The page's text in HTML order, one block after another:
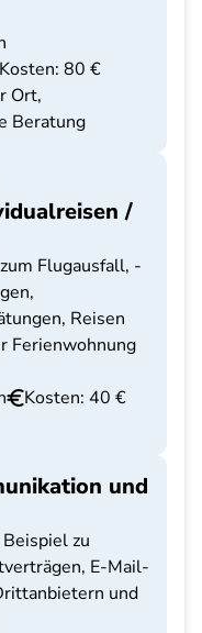
Kosten: 80 €
Ort,
Beratung
/
Flugausfall, -
Reisen
Ferienwohnung
Kosten: 40 €
und
zu
E-Mail-
und